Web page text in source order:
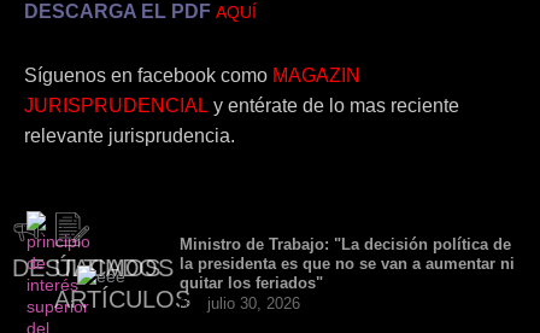
DESCARGA EL PDF AQUÍ
Síguenos en facebook como MAGAZIN
JURISPRUDENCIAL y entérate de lo mas reciente
relevante jurisprudencia.
DESTACADOS
ÚLTIMOS
ARTÍCULOS
Ministro de Trabajo: "La decisión política de
la presidenta es que no se van a aumentar ni
quitar los feriados"
julio 30, 2026